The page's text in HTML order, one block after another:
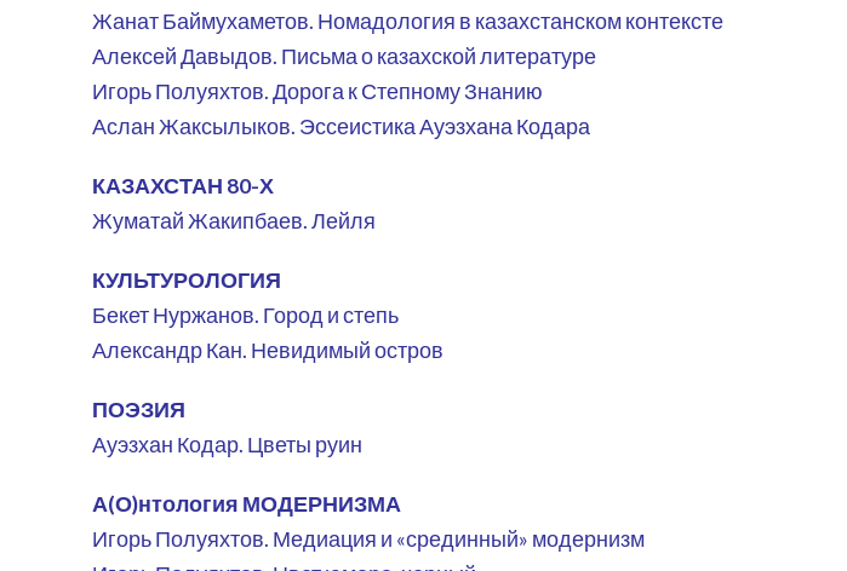
Жанат Баймухаметов. Номадология в казахстанском контексте
Алексей Давыдов. Письма о казахской литературе
Игорь Полуяхтов. Дорога к Степному Знанию
Аслан Жаксылыков. Эссеистика Ауэзхана Кодара
КАЗАХСТАН 80-Х
Жуматай Жакипбаев. Лейля
КУЛЬТУРОЛОГИЯ
Бекет Нуржанов. Город и степь
Александр Кан. Невидимый остров
ПОЭЗИЯ
Ауэзхан Кодар. Цветы руин
А(О)нтология МОДЕРНИЗМА
Игорь Полуяхтов. Медиация и «срединный» модернизм